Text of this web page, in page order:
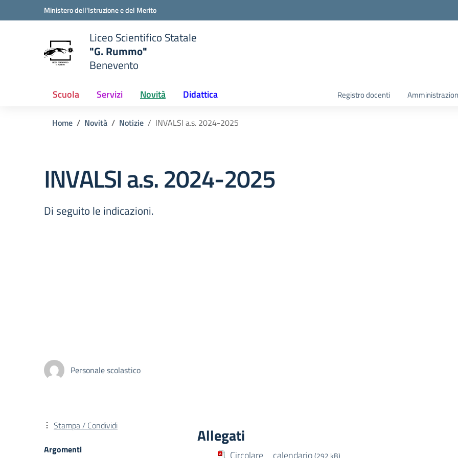
Vai ai contenuti
Vai al menu di navigazioneMinistero dell'Istruzione e del Merito
scuola
Liceo Scientifico Statale
"G. Rummo"
Benevento
Scuola Servizi Novità Didattica Registro docenti
Home Novità Notizie INVALSI a.s. 2024-2025
INVALSI a.s. 2024-2025
Di seguito le indicazioni.
Personale scolastico
Allegati
Circolare _ calendario
Stampa / Condividi
Argomenti